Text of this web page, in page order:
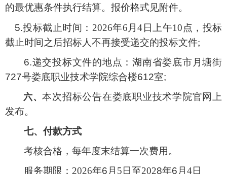
的最优惠条件执行结算。 报价格式见附件。
5.投标截止时间： 2026年6 月4 日上午10点，投标
截止时间之后招标人不再接受递交的投标文件;
6.递交投标文件的地点：湖南省娄底市月塘街
727号娄底职业技术学院综合楼612室;
六、本次招标公告在娄底职业技术学院官网上
发布。
七、付款方式
考核合格，每年度末结算一次费用。
服务期限： 2026年6 月5 日至2028年6 月4日